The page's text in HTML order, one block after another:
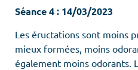
Séance 4 : 14/03/2023
Les éructations sont moins
mieux formées, moins
également moins odorants.